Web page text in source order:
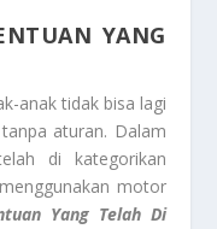
YANG
anak tidak bisa lagi
aturan. Dalam
di kategorikan
motor
Yang Telah Di